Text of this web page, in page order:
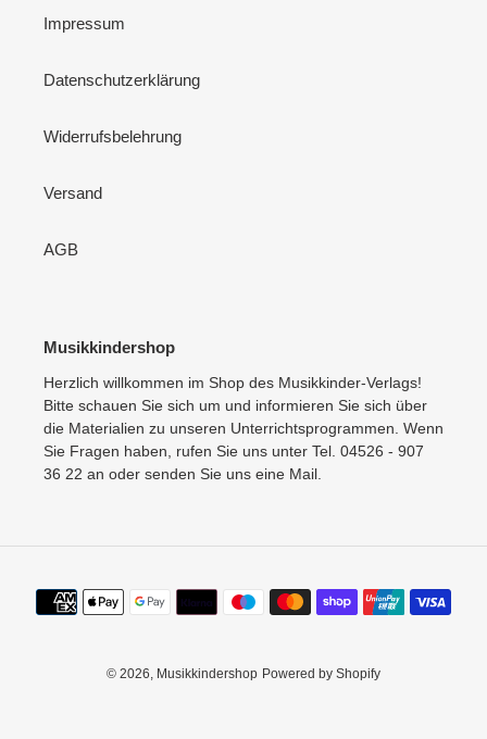
Impressum
Datenschutzerklärung
Widerrufsbelehrung
Versand
AGB
Musikkindershop
Herzlich willkommen im Shop des Musikkinder-Verlags!
Bitte schauen Sie sich um und informieren Sie sich über
die Materialien zu unseren Unterrichtsprogrammen. Wenn
Sie Fragen haben, rufen Sie uns unter Tel. 04526 - 907
36 22 an oder senden Sie uns eine Mail.
Zahlungsmethoden
© 2026, Musikkindershop Powered by Shopify